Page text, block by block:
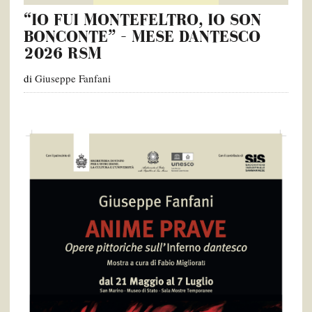
“IO FUI MONTEFELTRO, IO SON
BONCONTE” – MESE DANTESCO
2026 RSM
di Giuseppe Fanfani